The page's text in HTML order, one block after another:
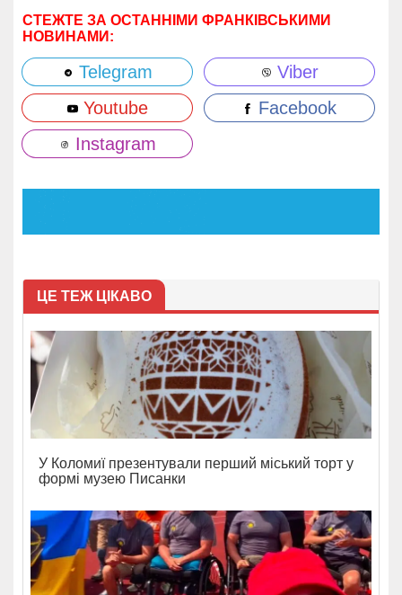
СТЕЖТЕ ЗА ОСТАННІМИ ФРАНКІВСЬКИМИ
НОВИНАМИ:
Telegram
Viber
Youtube
Facebook
Instagram
ЦЕ ТЕЖ ЦІКАВО
У Коломиї презентували перший міський торт у
формі музею Писанки